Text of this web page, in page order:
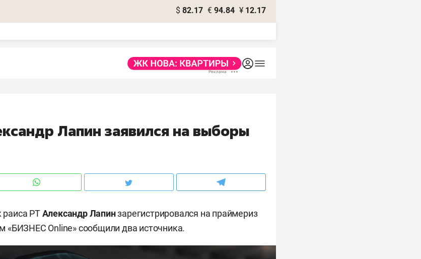
$ 82.17 € 94.84 ¥ 12.17
Лапин заявился на выборы
раиса РТАлександр Лапинзарегистрировался на праймериз
«БИЗНЕС Online» сообщили два источника.